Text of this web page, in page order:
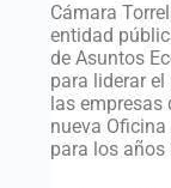
Cámara
entidad
de Asuntos
para liderar
las
nueva Oficina
para los años